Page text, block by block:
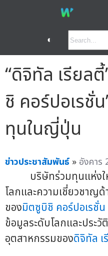
◐
“ดิจิทัล เรียล
ชิ คอร์ปอเรชั่
ทุนในญี่ปุ่น
ข่าวประชาสัมพันธ์ » อังคาร
บริษัทร่วมทุนแห่งให
โลกและความเชี่ยวชาญ
ของมิตซูบิชิ คอร์ปอเรชั่น
ข้อมูลระดับโลกและประวั
อุตสาหกรรมของดิจิทัล เ